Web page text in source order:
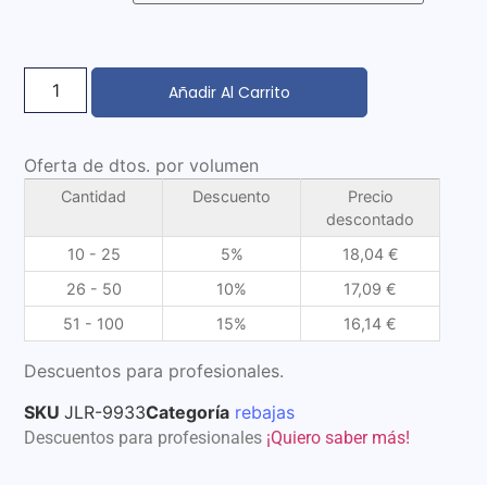
Añadir Al Carrito
Oferta de dtos. por volumen
Cantidad Descuento
Precio
descontado
10 - 25
5% 18,04 €
26 - 50
10% 17,09€
51 - 100
15% 16,14€
Descuentos para profesionales.
SKUJLR-9933Categoría rebajas
Descuentos para profesionales ¡Quiero saber más!